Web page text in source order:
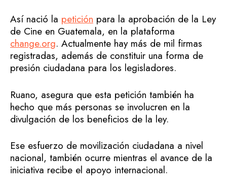
Así nació la petición para la aprobación de la Ley
de Cine en Guatemala, en la plataforma
change.org. Actualmente hay más de mil firmas
registradas, además de constituir una forma de
presión ciudadana para los legisladores.
Ruano, asegura que esta petición también ha
hecho que más personas se involucren en la
divulgación de los beneficios de la ley.
Ese esfuerzo de movilización ciudadana a nivel
nacional, también ocurre mientras el avance de la
iniciativa recibe el apoyo internacional.